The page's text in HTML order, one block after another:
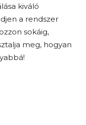
kiváló
a rendszer
sokáig,
meg, hogyan